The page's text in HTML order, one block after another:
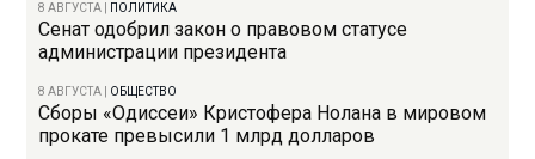
8 АВГУСТА ПОЛИТИКА
Сенат одобрил закон о правовом статусе
администрации президента
8 АВГУСТА ОБЩЕСТВО
Сборы «Одиссеи» Кристофера Нолана в мировом
прокате превысили 1 млрд долларов